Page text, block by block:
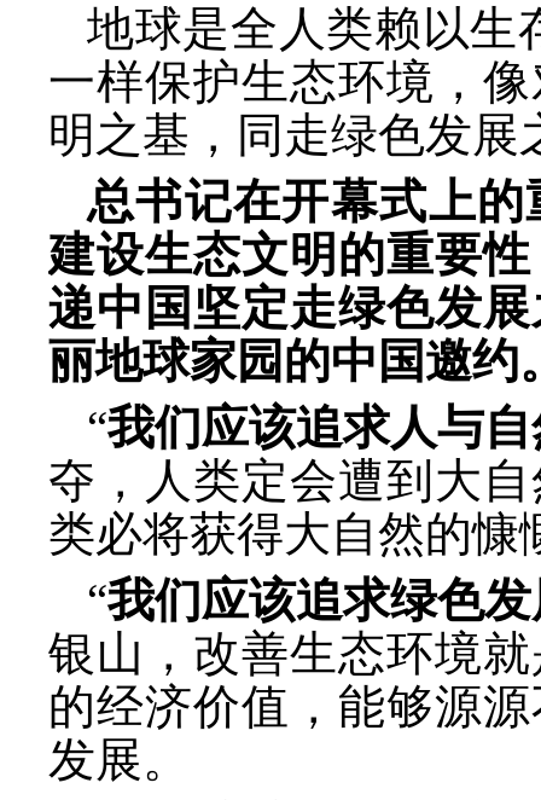
地球是全人类赖以生
一样保护生态环境，
明之基，同走绿色发展
总书记在开幕式上
建设生态文明的重要
递中国坚定走绿色发
丽地球家园的中国邀约
“我们应该追求人与
夺，人类定会遭到大
类必将获得大自然的慷
“我们应该追求绿色
银山，改善生态环境
的经济价值，能够源
发展。